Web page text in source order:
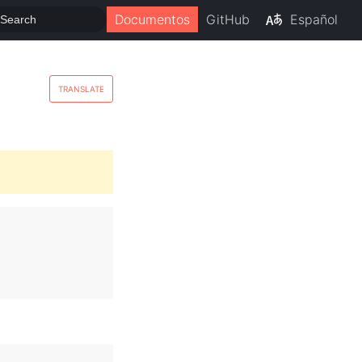
Documentos GitHub Español
TRANSLATE